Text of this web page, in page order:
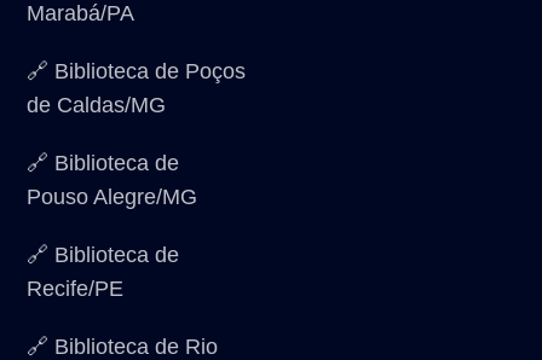
Marabá/PA
🔗 Biblioteca de Poços
de Caldas/MG
🔗 Biblioteca de
Pouso Alegre/MG
🔗 Biblioteca de
Recife/PE
🔗 Biblioteca de Rio